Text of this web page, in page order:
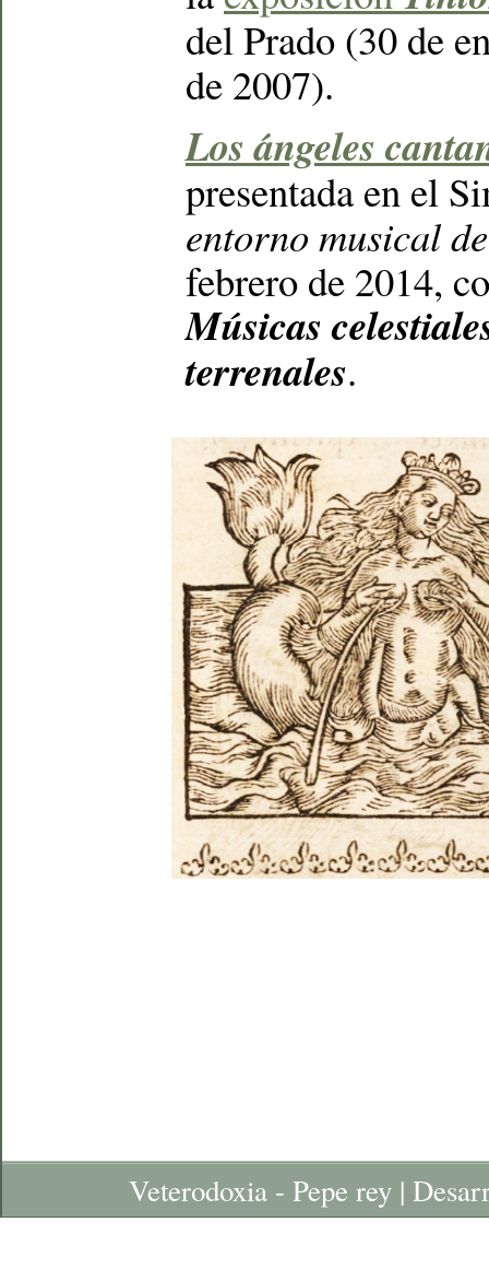
del Prado (30 de
de 2007).
Los ángeles
presentada en el
entorno musical
febrero de 2014,
Músicas
terrenales.
Veterodoxia - Pepe rey |